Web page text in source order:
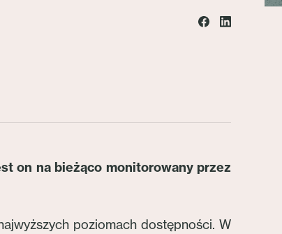
on na bieżąco monitorowany przez
poziomach dostępności. W